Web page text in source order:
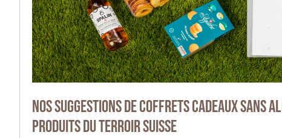
Nos suggestions de coffrets cadeaux sans
produits du terroir suisse